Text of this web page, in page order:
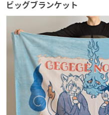
ビッグブランケット